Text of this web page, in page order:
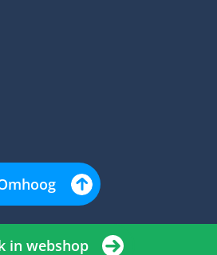
in webshop
- Alle rechten onder voorbehoud